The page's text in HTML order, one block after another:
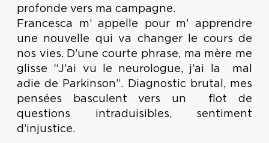
profonde vers ma campagne.
Francesca m’ appelle pour m’ apprendre
une nouvelle qui va changer le cours de
nos vies. D’une courte phrase, ma mère me
glisse “J’ai vu le neurologue, j’ai la mal
adie de Parkinson”. Diagnostic brutal, mes
pensées basculent vers un flot de
questions intraduisibles, sentiment
d’injustice.